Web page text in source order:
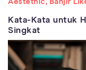
Aestethic, Banjir
Kata-Kata untuk
Singkat